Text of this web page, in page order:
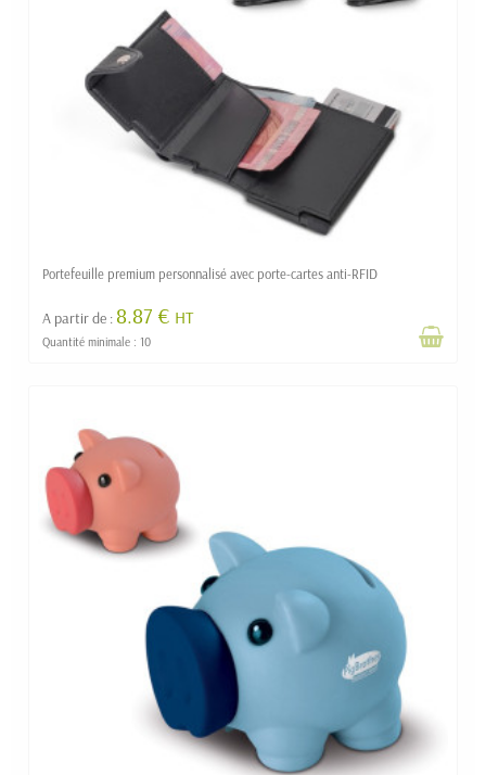
Portefeuille premium personnalisé avec porte-cartes anti-RFID
A partir de : 8.87 € HT
Quantité minimale : 10